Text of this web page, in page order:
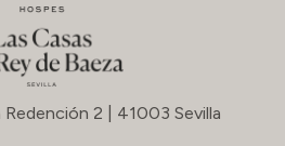
Redención 2 | 41003 Sevilla